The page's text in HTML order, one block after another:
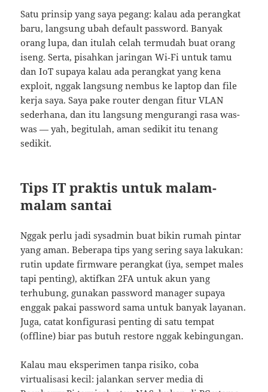
Satu prinsip yang saya pegang: kalau ada perangkat
baru, langsung ubah default password. Banyak
orang lupa, dan itulah celah termudah buat orang
iseng. Serta, pisahkan jaringan Wi‑Fi untuk tamu
dan IoT supaya kalau ada perangkat yang kena
exploit, nggak langsung nembus ke laptop dan file
kerja saya. Saya pake router dengan fitur VLAN
sederhana, dan itu langsung mengurangi rasa was-
was — yah, begitulah, aman sedikit itu tenang
sedikit.
Tips IT praktis untuk malam-
malam santai
Nggak perlu jadi sysadmin buat bikin rumah pintar
yang aman. Beberapa tips yang sering saya lakukan:
rutin update firmware perangkat (iya, sempet males
tapi penting), aktifkan 2FA untuk akun yang
terhubung, gunakan password manager supaya
enggak pakai password sama untuk banyak layanan.
Juga, catat konfigurasi penting di satu tempat
(offline) biar pas butuh restore nggak kebingungan.
Kalau mau eksperimen tanpa risiko, coba
virtualisasi kecil: jalankan server media di